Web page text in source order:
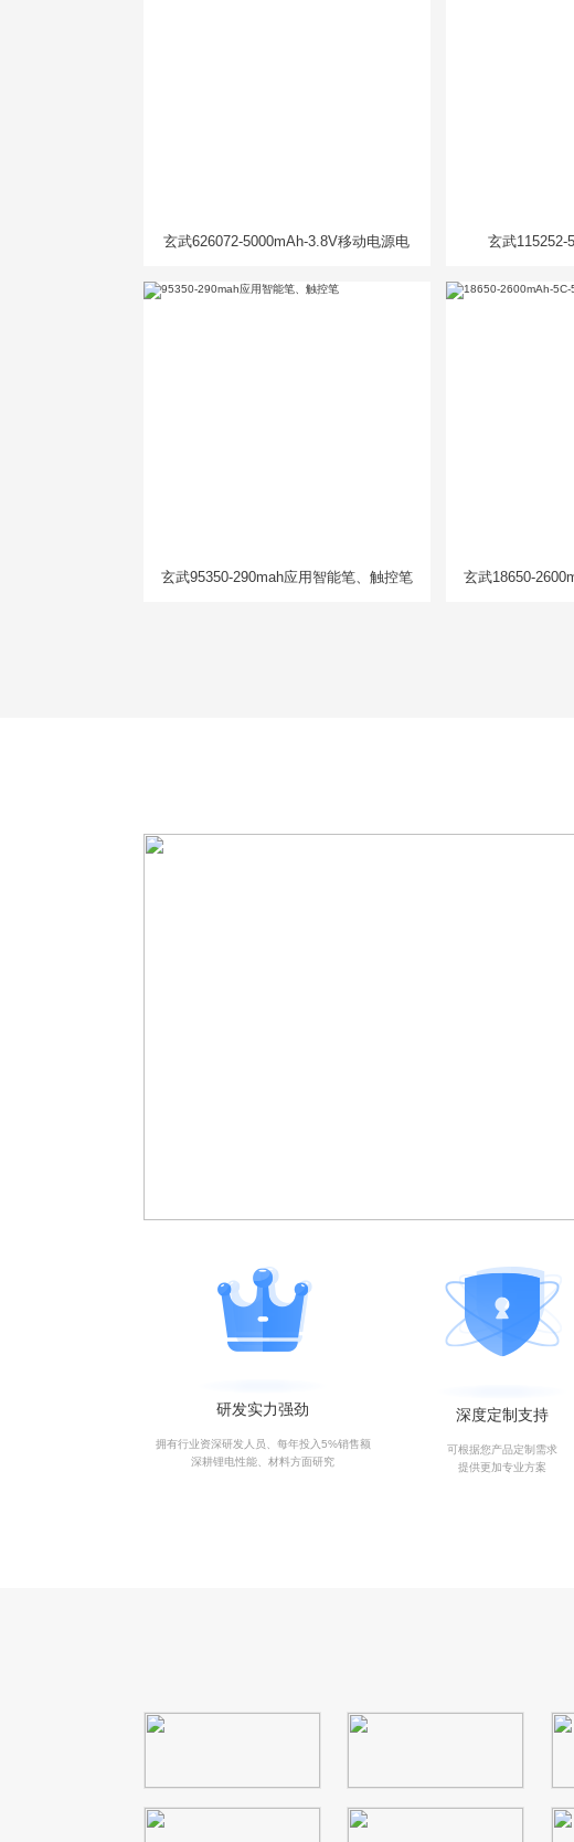
玄武626072-5000mAh-3.8V移动电源电
玄武115252-
玄武95350-290mah应用智能笔、触控笔
玄武18650-
研发实力强劲
拥有行业资深研发人员、每年投入5%销售额
深耕锂电性能、材料方面研究
深度定制支持
可根据您产品定制需求
提供更加专业方案